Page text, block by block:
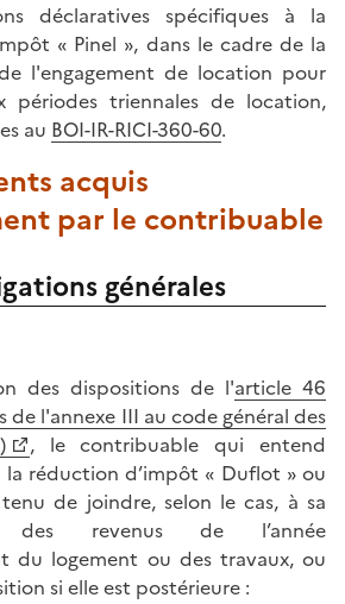
déclaratives spécifiques à la
« Pinel », dans le cadre de la
l'engagement de location pour
périodes triennales de location,
au BOI-IR-RICI-360-60.
acquis
par le contribuable
générales
des dispositions de l'article 46
de l'annexe III au code général des
, le contribuable qui entend
réduction d’impôt « Duflot » ou
de joindre, selon le cas, à sa
des revenus de l’année
du logement ou des travaux, ou
si elle est postérieure :